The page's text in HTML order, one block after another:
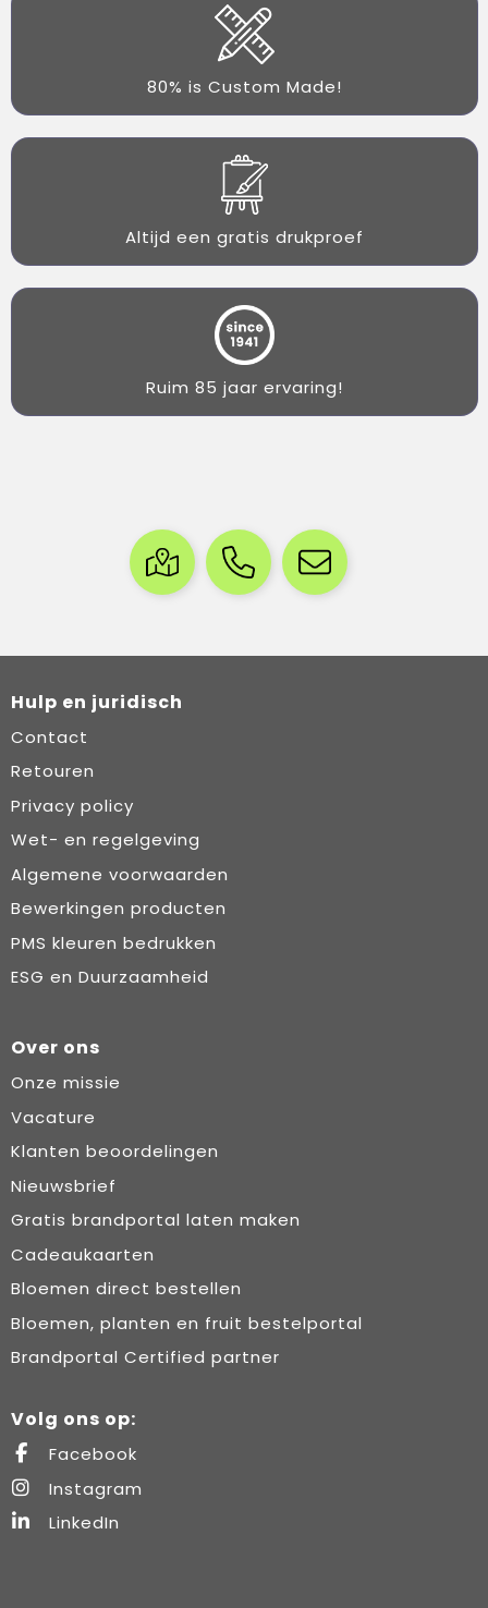
80% is Custom Made!
Altijd een gratis drukproef
Ruim 85 jaar ervaring!
Hulp en juridisch
Contact
Retouren
Privacy policy
Wet- en regelgeving
Algemene voorwaarden
Bewerkingen producten
PMS kleuren bedrukken
ESG en Duurzaamheid
Over ons
Onze missie
Vacature
Klanten beoordelingen
Nieuwsbrief
Gratis brandportal laten maken
Cadeaukaarten
Bloemen direct bestellen
Bloemen, planten en fruit bestelportal
Brandportal Certified partner
Volg ons op:
Facebook
Instagram
LinkedIn